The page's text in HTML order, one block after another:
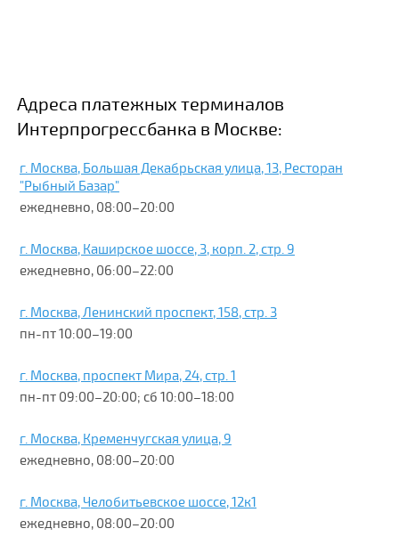
Адреса платежных терминалов
Интерпрогрессбанка в Москве:
г. Москва, Большая Декабрьская улица, 13, Ресторан
"Рыбный Базар"
ежедневно, 08:00–20:00
г. Москва, Каширское шоссе, 3, корп. 2, стр. 9
ежедневно, 06:00–22:00
г. Москва, Ленинский проспект, 158, стр. 3
пн-пт 10:00–19:00
г. Москва, проспект Мира, 24, стр. 1
пн-пт 09:00–20:00; сб 10:00–18:00
г. Москва, Кременчугская улица, 9
ежедневно, 08:00–20:00
г. Москва, Челобитьевское шоссе, 12к1
ежедневно, 08:00–20:00